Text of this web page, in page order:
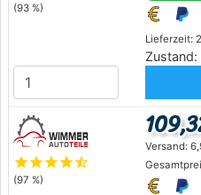
(93 %)
Lieferzeit:
Zustand:
starstarstarstarstar_half
(97 %)
Versand: